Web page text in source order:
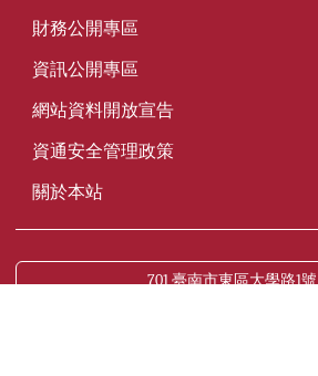
財務公開專區
資訊公開專區
網站資料開放宣告
資通安全管理政策
關於本站
701 臺南市東區大學路1號